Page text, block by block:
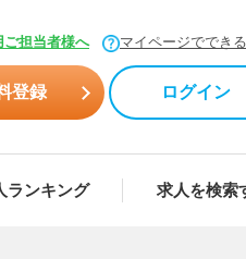
ご担当者様へ マイページででき
登録 ログイン
ランキング 求人を検索